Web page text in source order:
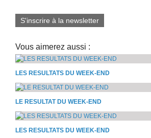
S'inscrire à la newsletter
Vous aimerez aussi :
LES RESULTATS DU WEEK-END
LE RESULTAT DU WEEK-END
LES RESULTATS DU WEEK-END